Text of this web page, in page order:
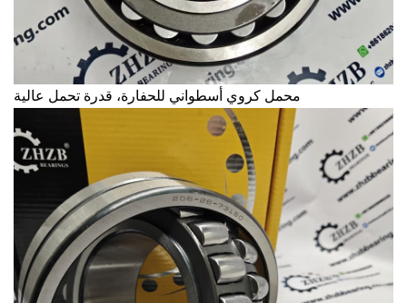
محمل كروي أسطواني للحفارة، قدرة تحمل عالية